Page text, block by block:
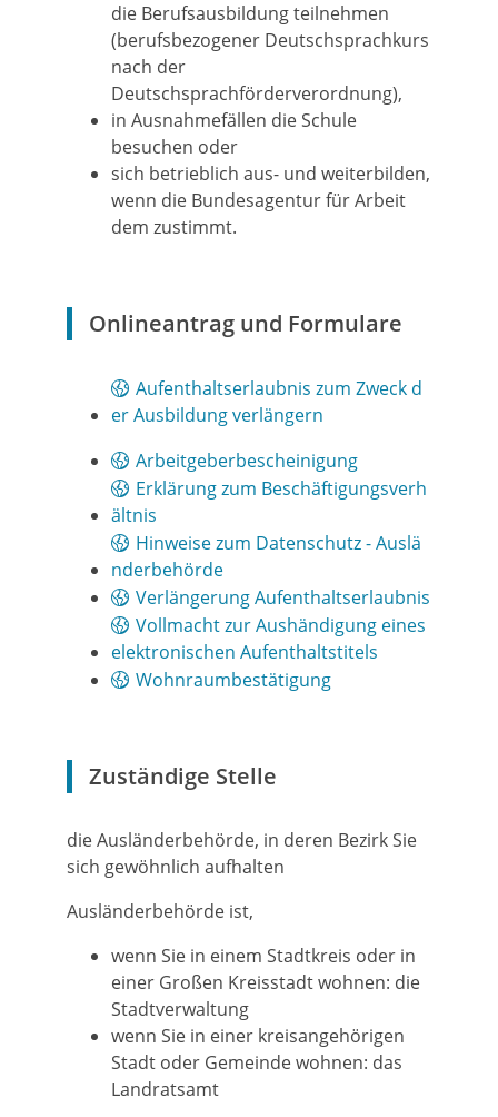
die Berufsausbildung teilnehmen
(berufsbezogener Deutschsprachkurs
nach der
Deutschsprachförderverordnung),
in Ausnahmefällen die Schule
besuchen oder
sich betrieblich aus- und weiterbilden,
wenn die Bundesagentur für Arbeit
dem zustimmt.
Onlineantrag und Formulare
Aufenthaltserlaubnis zum Zweck d
er Ausbildung verlängern
Arbeitgeberbescheinigung
Erklärung zum Beschäftigungsverh
ältnis
Hinweise zum Datenschutz - Auslä
nderbehörde
Verlängerung Aufenthaltserlaubnis
Vollmacht zur Aushändigung eines
elektronischen Aufenthaltstitels
Wohnraumbestätigung
Zuständige Stelle
die Ausländerbehörde, in deren Bezirk Sie
sich gewöhnlich aufhalten
Ausländerbehörde ist,
wenn Sie in einem Stadtkreis oder in
einer Großen Kreisstadt wohnen: die
Stadtverwaltung
wenn Sie in einer kreisangehörigen
Stadt oder Gemeinde wohnen: das
Landratsamt